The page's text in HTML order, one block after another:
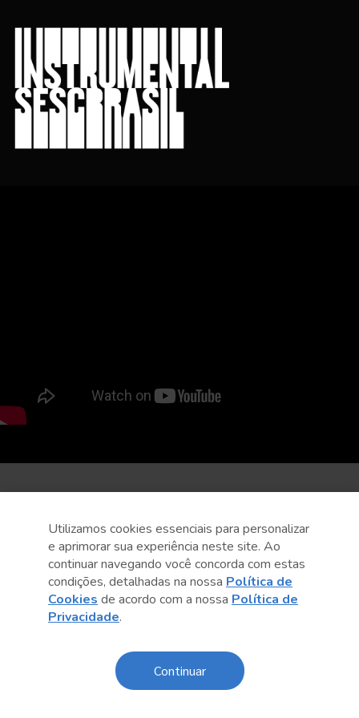
Utilizamos cookies essenciais para personalizar
e aprimorar sua experiência neste site. Ao
continuar navegando você concorda com estas
condições, detalhadas na nossa Política de
Cookies de acordo com a nossa Política de
Privacidade.
Continuar